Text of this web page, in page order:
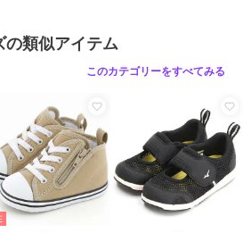
の類似アイテム
このカテゴリーをすべてみる